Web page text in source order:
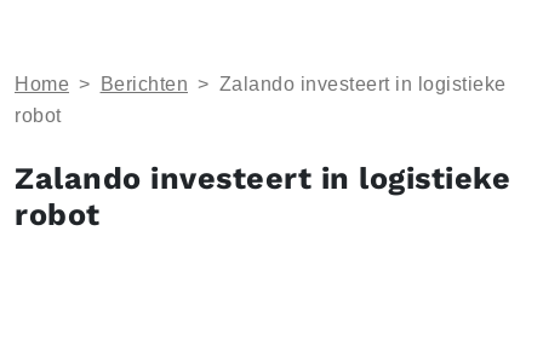
Home > Berichten > Zalando investeert in logistieke
robot
Zalando investeert in logistieke
robot